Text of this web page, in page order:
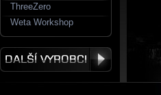
ThreeZero
Weta Workshop